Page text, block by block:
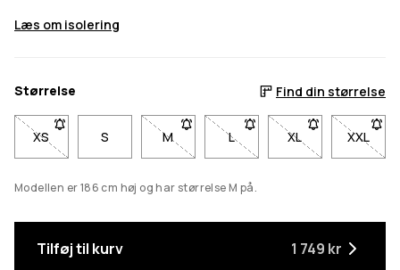
Læs om isolering
Størrelse Find din størrelse
XS- Størrelse XS er ikke tilgængelig. Klik for at blive
S M- Størrelse M er ikke tilgængelig. Klik
L- Størrelse L er ikke
XL- Størrelse XL er
XXL
-
Modellen er 186 cm høj og har størrelse M på.
Tilføj til kurv 1 749 kr